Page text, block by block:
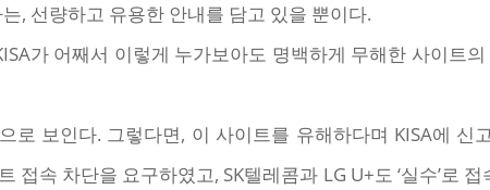
, 선량하고 유용한 안내를 담고 있을 뿐이다.
가 어째서 이렇게 누가보아도 명백하게 무해한 사이트
로 보인다. 그렇다면, 이 사이트를 유해하다며 KISA에 신
접속 차단을 요구하였고, SK텔레콤과 LG U+도 ‘실수’로